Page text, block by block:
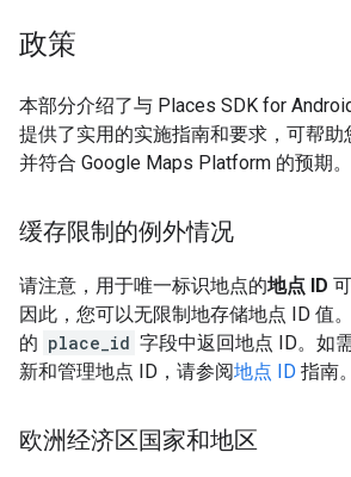
政策
本部分介绍了与 Places SDK for
提供了实用的实施指南和要求，可帮助
并符合 Google Maps Platform 的预期。
缓存限制的例外情况
请注意，用于唯一标识地点的地点 ID 可
因此，您可以无限制地存储地点 ID 值
的 place_id 字段中返回地点 ID。如
新和管理地点 ID，请参阅地点 ID 指南。
欧洲经济区国家和地区